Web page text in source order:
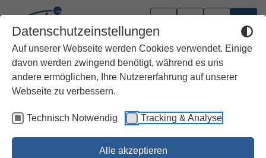
Datenschutzeinstellungen
Auf unserer Webseite werden Cookies verwendet. Einige
davon werden zwingend benötigt, während es uns
andere ermöglichen, Ihre Nutzererfahrung auf unserer
Webseite zu verbessern.
Technisch Notwendig Tracking & Analyse
Alle akzeptieren